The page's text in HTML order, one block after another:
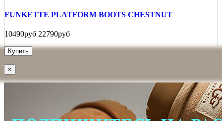
FUNKETTE PLATFORM BOOTS CHESTNUT
10490руб 22790руб
Купить
×